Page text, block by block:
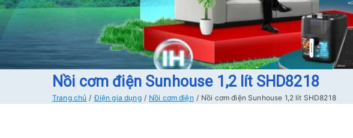
Nồi cơm điện Sunhouse 1,2 lít SHD8218
Trang chủ Điện gia dụng Nồi cơm điện Nồi cơm điện Sunhouse 1,2 lít SHD8218